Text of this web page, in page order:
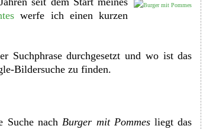
werfe ich einen kurzen
Suchphrase durchgesetzt und wo ist das
Bildersuche zu finden.
Suche nachBurger mit Pommesliegt das